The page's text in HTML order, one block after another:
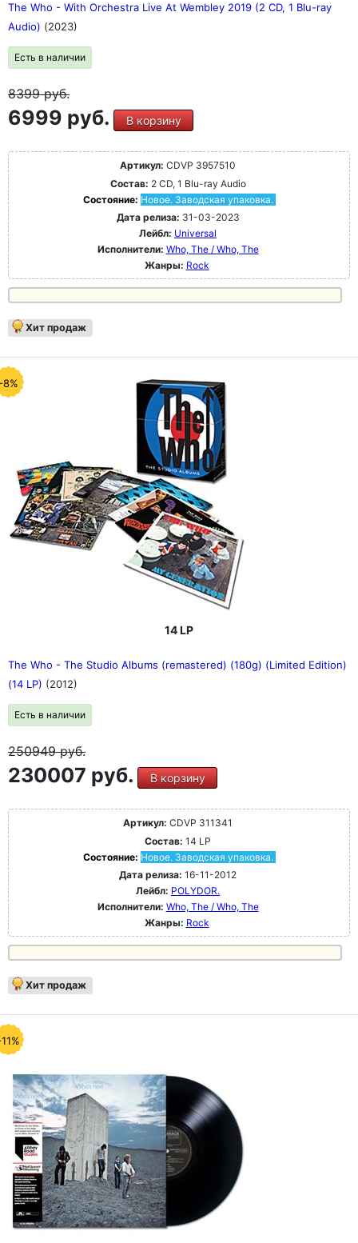
The Who - With Orchestra Live At Wembley 2019 (2 CD, 1 Blu-ray
Audio) (2023)
Есть в наличии
8399руб.
6999 руб. В корзину
Артикул: CDVP 3957510
Состав: 2 CD, 1 Blu-ray Audio
Состояние: Новое. Заводская упаковка.
Дата релиза: 31-03-2023
Лейбл: Universal
Исполнители: Who, The / Who, The
Жанры: Rock
Хит продаж
8%
14 LP
The Who - The Studio Albums (remastered) (180g) (Limited Edition)
(14 LP) (2012)
Есть в наличии
250949руб.
230007 руб. В корзину
Артикул: CDVP 311341
Состав: 14 LP
Состояние: Новое. Заводская упаковка.
Дата релиза: 16-11-2012
Лейбл: POLYDOR.
Исполнители: Who, The / Who, The
Жанры: Rock
Хит продаж